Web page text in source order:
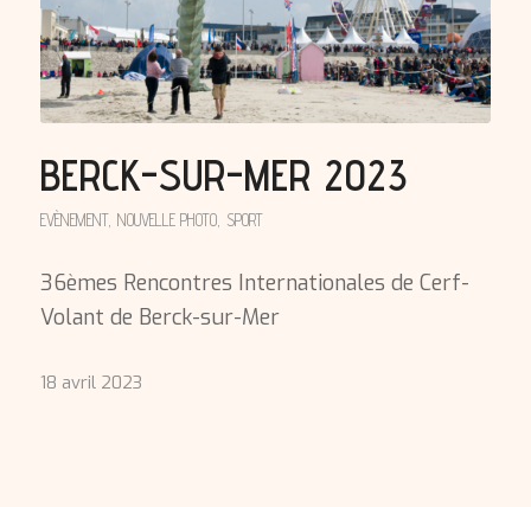
BERCK-SUR-MER 2023
EVÈNEMENT, NOUVELLE PHOTO, SPORT
36èmes Rencontres Internationales de Cerf-
Volant de Berck-sur-Mer
18 avril 2023